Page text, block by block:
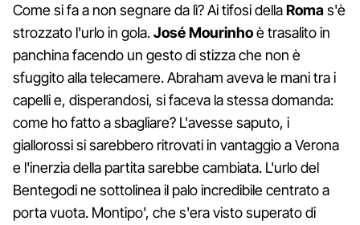
Come si fa a non segnare da lì? Ai tifosi dellaRomas'è
strozzato l'urlo in gola.José Mourinhoè trasalito in
panchina facendo un gesto di stizza che non è
sfuggito alla telecamere. Abraham aveva le mani tra i
capelli e, disperandosi, si faceva la stessa domanda:
come ho fatto a sbagliare? L'avesse saputo, i
giallorossi si sarebbero ritrovati in vantaggio a Verona
e l'inerzia della partita sarebbe cambiata. L'urlo del
Bentegodi ne sottolinea il palo incredibile centrato a
porta vuota. Montipo', che s'era visto superato di